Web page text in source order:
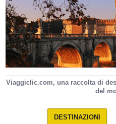
Viaggiclic.com, una raccolta di
del
DESTINAZIONI